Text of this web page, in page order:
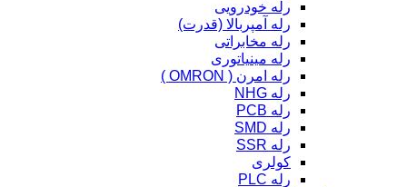
رله خودرویی
رله آمپربالا (قدرت)
رله مخابراتی
رله مینیاتوری
رله امرن ( OMRON )
رله NHG
رله PCB
رله SMD
رله SSR
کولری
رله PLC